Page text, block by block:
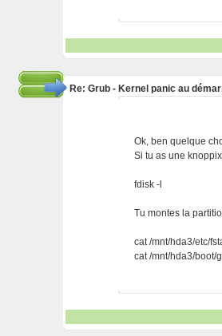
Re: Grub - Kernel panic au
Ok, ben quelque
Si tu as une
fdisk -l
Tu montes la
cat /mnt/hda3/etc/
cat /mnt/hda3/boot/